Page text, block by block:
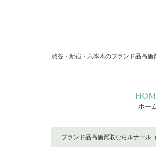
渋谷・新宿・六本木のブランド品高価
ホー
ブランド品高価買取ならルナール